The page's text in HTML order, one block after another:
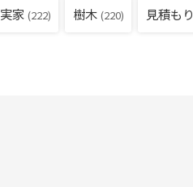
実家 (222) 樹木 (220) 見積もり